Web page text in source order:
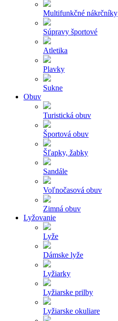
Multifunkčné nákrčníky
Súpravy športové
Atletika
Plavky
Sukne
Obuv
Turistická obuv
Športová obuv
Šľapky, žabky
Sandále
Voľnočasová obuv
Zimná obuv
Lyžovanie
Lyže
Dámske lyže
Lyžiarky
Lyžiarske prilby
Lyžiarske okuliare